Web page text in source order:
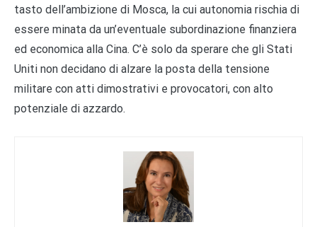
tasto dell’ambizione di Mosca, la cui autonomia rischia di
essere minata da un’eventuale subordinazione finanziera
ed economica alla Cina. C’è solo da sperare che gli Stati
Uniti non decidano di alzare la posta della tensione
militare con atti dimostrativi e provocatori, con alto
potenziale di azzardo.